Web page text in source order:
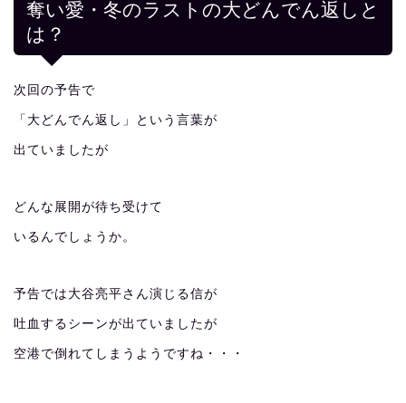
奪い愛・冬のラストの大どんでん返しと
は？
次回の予告で
「大どんでん返し」という言葉が
出ていましたが
どんな展開が待ち受けて
いるんでしょうか。
予告では大谷亮平さん演じる信が
吐血するシーンが出ていましたが
空港で倒れてしまうようですね・・・